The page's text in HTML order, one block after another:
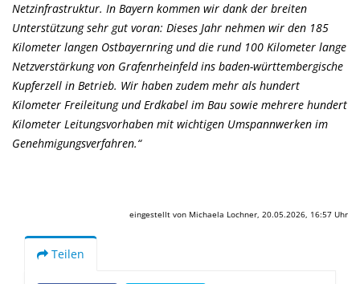
Netzinfrastruktur. In Bayern kommen wir dank der breiten
Unterstützung sehr gut voran: Dieses Jahr nehmen wir den 185
Kilometer langen Ostbayernring und die rund 100 Kilometer lange
Netzverstärkung von Grafenrheinfeld ins baden-württembergische
Kupferzell in Betrieb. Wir haben zudem mehr als hundert
Kilometer Freileitung und Erdkabel im Bau sowie mehrere hundert
Kilometer Leitungsvorhaben mit wichtigen Umspannwerken im
Genehmigungsverfahren.“
eingestellt von Michaela Lochner, 20.05.2026, 16:57 Uhr
Teilen